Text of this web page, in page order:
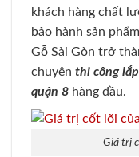
khách hàng chất
bảo hành sản
Gỗ Sài Gòn trở
chuyên thi công
quận 8 hàng đầu.
Giá trị